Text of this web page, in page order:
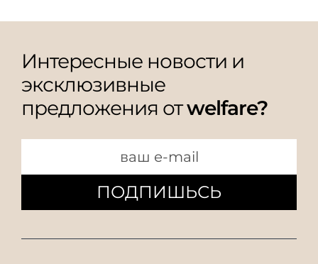
Интересные новости и
эксклюзивные
предложения отwelfare?
ПОДПИШЬСЬ